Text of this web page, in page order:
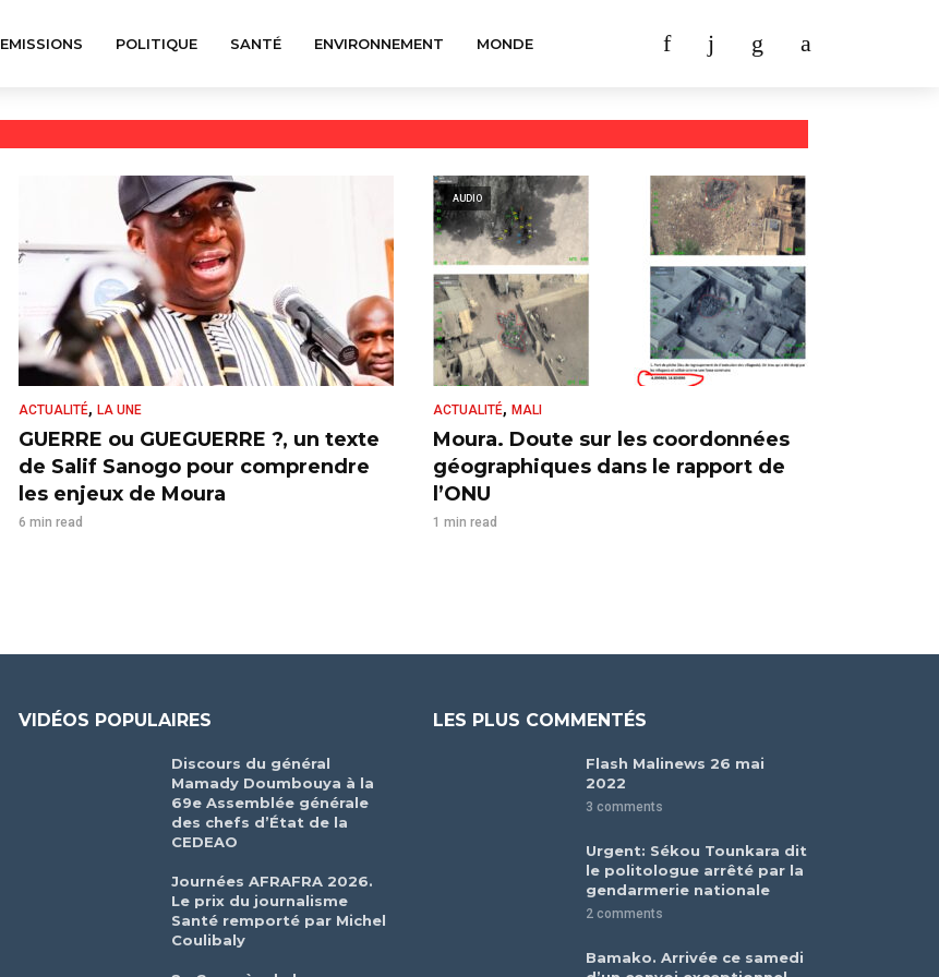
EMISSIONS POLITIQUE SANTÉ ENVIRONNEMENT MONDE
ACTUALITÉ, LA UNE
GUERRE ou GUEGUERRE ?, un texte
de Salif Sanogo pour comprendre
les enjeux de Moura
6 min read
AUDIO
ACTUALITÉ, MALI
Moura. Doute sur les coordonnées
géographiques dans le rapport de
l’ONU
1 min read
VIDÉOS POPULAIRES
Discours du général
Mamady Doumbouya à la
69e Assemblée générale
des chefs d’État de la
CEDEAO
Journées AFRAFRA 2026.
Le prix du journalisme
Santé remporté par Michel
Coulibaly
LES PLUS COMMENTÉS
Flash Malinews 26 mai
2022
3 comments
Urgent: Sékou Tounkara dit
le politologue arrêté par la
gendarmerie nationale
2 comments
Bamako. Arrivée ce samedi